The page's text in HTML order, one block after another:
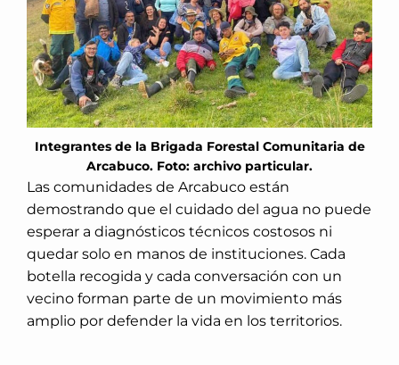
Integrantes de la Brigada Forestal Comunitaria de
Arcabuco. Foto: archivo particular.
Las comunidades de Arcabuco están
demostrando que el cuidado del agua no puede
esperar a diagnósticos técnicos costosos ni
quedar solo en manos de instituciones. Cada
botella recogida y cada conversación con un
vecino forman parte de un movimiento más
amplio por defender la vida en los territorios.